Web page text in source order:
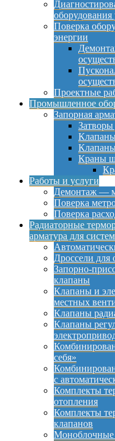
оборудования
Поверка
энергии
Проектные
Промышленное
Запорная
Краны
Работы и услуги
Демонтаж —
Поверка
Поверка
Радиаторные
арматура для
Дроссели для
Запорно-
клапаны
Клапаны и
местных
Клапаны
Клапаны
себя»
с
Комплекты
отопления
Комплекты
клапанов
Моноблочные